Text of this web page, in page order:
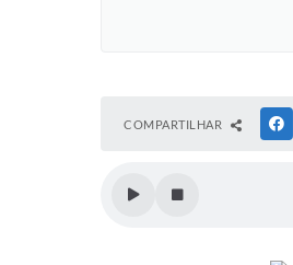
COMPARTILHAR